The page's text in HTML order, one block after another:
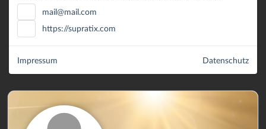
mail@mail.com
https://supratix.com
Datenschutz
Impressum